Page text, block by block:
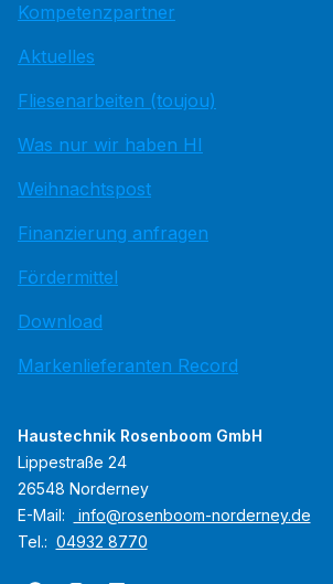
Kompetenzpartner
Aktuelles
Fliesenarbeiten (toujou)
Was nur wir haben HI
Weihnachtspost
Finanzierung anfragen
Fördermittel
Download
Markenlieferanten Record
Haustechnik Rosenboom GmbH
Lippestraße 24
26548 Norderney
E-Mail:
info@rosenboom-norderney.de
Tel.: 04932 8770